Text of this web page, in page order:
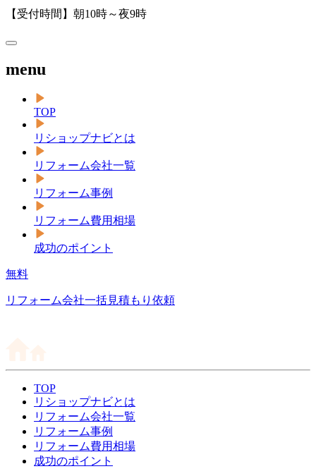
【受付時間】朝10時～夜9時
menu
TOP
リショップナビとは
リフォーム会社一覧
リフォーム事例
リフォーム費用相場
成功のポイント
無料
リフォーム会社一括見積もり依頼
TOP
リショップナビとは
リフォーム会社一覧
リフォーム事例
リフォーム費用相場
成功のポイント